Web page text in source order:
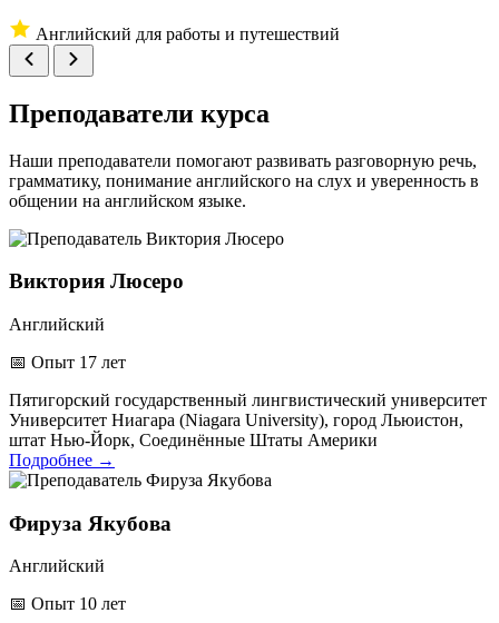
Английский для работы и путешествий
Преподаватели курса
Наши преподаватели помогают развивать разговорную речь,
грамматику, понимание английского на слух и уверенность в
общении на английском языке.
Виктория Люсеро
Английский
📅 Опыт 17 лет
Пятигорский государственный лингвистический университет
Университет Ниагара (Niagara University), город Льюистон,
штат Нью-Йорк, Соединённые Штаты Америки
Подробнее →
Фируза Якубова
Английский
📅 Опыт 10 лет